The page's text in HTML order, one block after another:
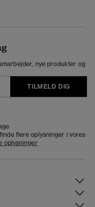
nye produkter og
TILMELD DIG
flere oplysninger i vores
oplysninger